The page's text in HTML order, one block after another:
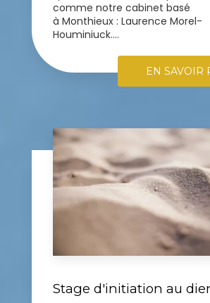
comme notre cabinet basé
à Monthieux : Laurence Morel-
Houminiuck....
EN SAVOIR
Stage d'initiation au